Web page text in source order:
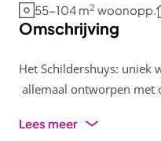
55-104 m2 woonopp.
Omschrijving
Het Schildershuys: uniek
allemaal ontworpen met
Lees meer